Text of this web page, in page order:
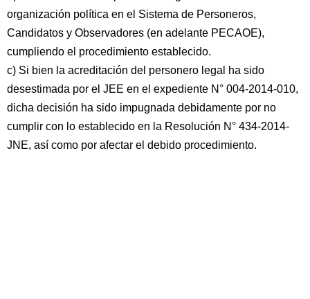
organización política en el Sistema de Personeros,
Candidatos y Observadores (en adelante PECAOE),
cumpliendo el procedimiento establecido.
c) Si bien la acreditación del personero legal ha sido
desestimada por el JEE en el expediente N° 004-2014-010,
dicha decisión ha sido impugnada debidamente por no
cumplir con lo establecido en la Resolución N° 434-2014-
JNE, así como por afectar el debido procedimiento.